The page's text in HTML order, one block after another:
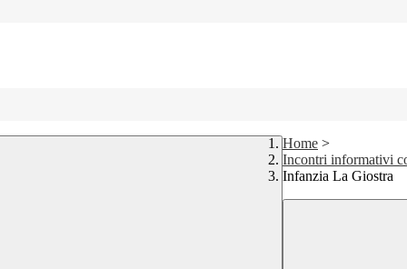
Home >
Incontri informativi
Infanzia La Giostra